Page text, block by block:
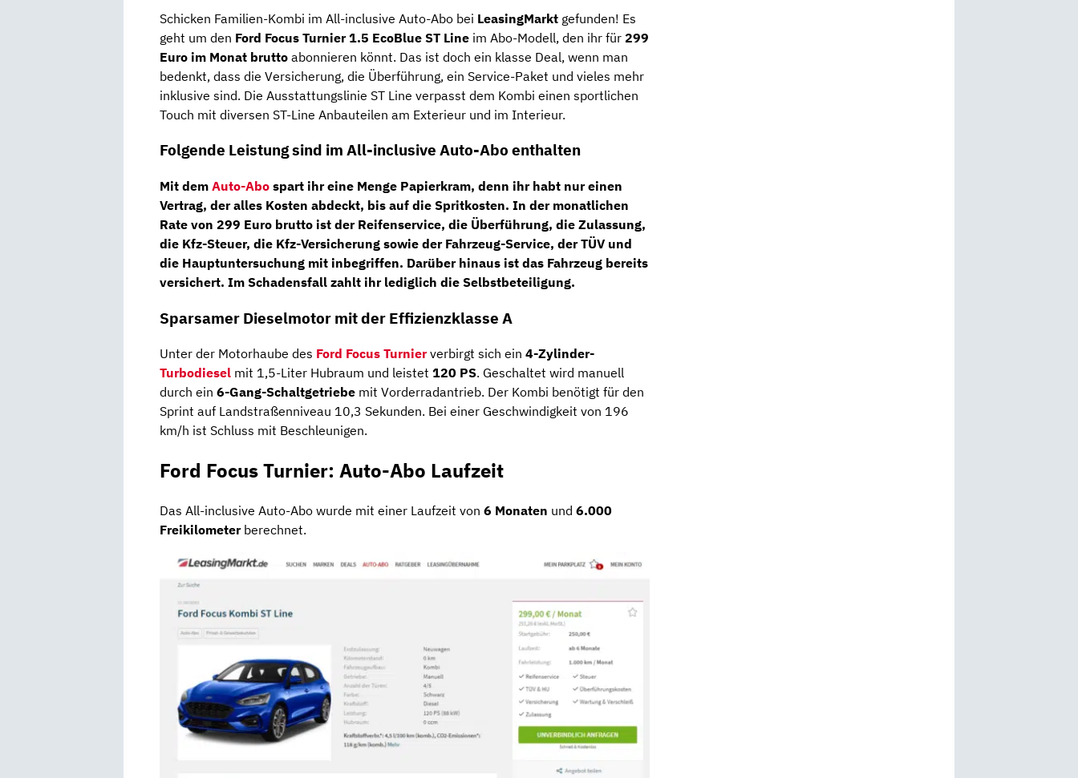
Schicken Familien-Kombi im All-inclusive Auto-Abo bei LeasingMarkt gefunden! Es
geht um den Ford Focus Turnier 1.5 EcoBlue ST Line im Abo-Modell, den ihr für 299
Euro im Monat brutto abonnieren könnt. Das ist doch ein klasse Deal, wenn man
bedenkt, dass die Versicherung, die Überführung, ein Service-Paket und vieles mehr
inklusive sind. Die Ausstattungslinie ST Line verpasst dem Kombi einen sportlichen
Touch mit diversen ST-Line Anbauteilen am Exterieur und im Interieur.
Folgende Leistung sind im All-inclusive Auto-Abo enthalten
Mit dem Auto-Abo spart ihr eine Menge Papierkram, denn ihr habt nur einen
Vertrag, der alles Kosten abdeckt, bis auf die Spritkosten. In der monatlichen
Rate von 299 Euro brutto ist der Reifenservice, die Überführung, die Zulassung,
die Kfz-Steuer, die Kfz-Versicherung sowie der Fahrzeug-Service, derTÜV und
die Hauptuntersuchung mit inbegriffen. Darüber hinaus ist das Fahrzeug bereits
versichert. Im Schadensfall zahlt ihr lediglich die Selbstbeteiligung.
Sparsamer Dieselmotor mit der Effizienzklasse A
Unter der Motorhaube des Ford Focus Turnierverbirgt sich ein 4-Zylinder-
Turbodiesel mit 1,5-Liter Hubraum und leistet 120 PS. Geschaltet wird manuell
durch ein 6-Gang-Schaltgetriebe mit Vorderradantrieb. Der Kombi benötigt für den
Sprint auf Landstraßenniveau 10,3 Sekunden. Bei einer Geschwindigkeit von 196
km/h ist Schluss mit Beschleunigen.
Ford Focus Turnier: Auto-Abo Laufzeit
Das All-inclusive Auto-Abo wurde mit einer Laufzeit von 6 Monaten und 6.000
Freikilometerberechnet.